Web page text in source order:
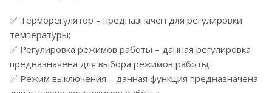
✅ Терморегулятор – предназначен для регулировки
температуры;
✅ Регулировка режимов работы – данная регулировка
предназначена для выбора режимов работы;
✅ Режим выключения – данная функция предназначена